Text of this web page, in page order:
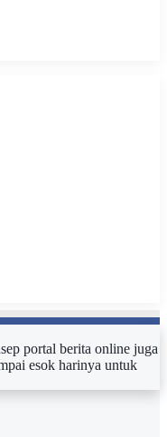
portal berita online juga
esok harinya untuk